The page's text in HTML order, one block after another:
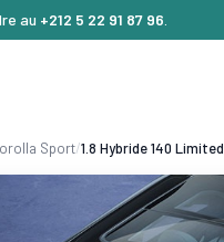
au +212 5 22 91 87 96
Sport/1.8 Hybride 140 Limited